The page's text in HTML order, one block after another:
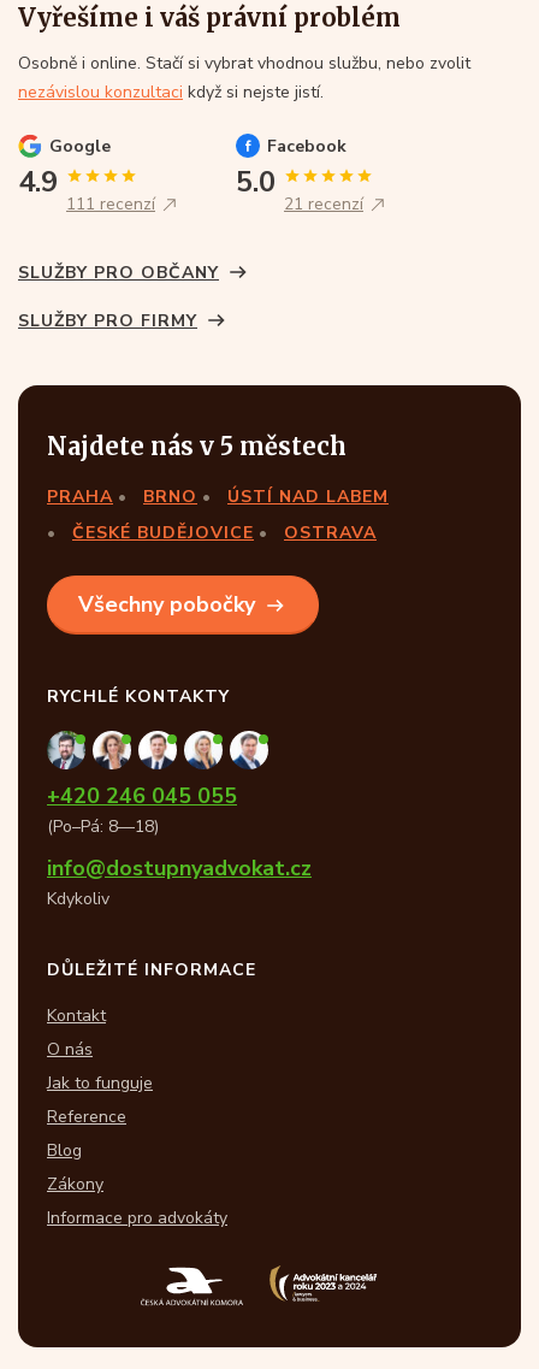
Vyřešíme i váš právní problém
Osobně i online. Stačí si vybrat vhodnou službu, nebo zvolit
nezávislou konzultaci když si nejste jistí.
Google
4.9
111 recenzí
Facebook
5.0
21 recenzí
SLUŽBY PRO OBČANY
SLUŽBY PRO FIRMY
Najdete nás v 5 městech
PRAHA BRNO
ÚSTÍ NAD LABEM
ČESKÉ BUDĚJOVICE
OSTRAVA
Všechny pobočky
RYCHLÉ KONTAKTY
+420 246 045 055
(Po–Pá: 8—18)
info@dostupnyadvokat.cz
Kdykoliv
DŮLEŽITÉ INFORMACE
Kontakt
O nás
Jak to funguje
Reference
Blog
Zákony
Informace pro advokáty